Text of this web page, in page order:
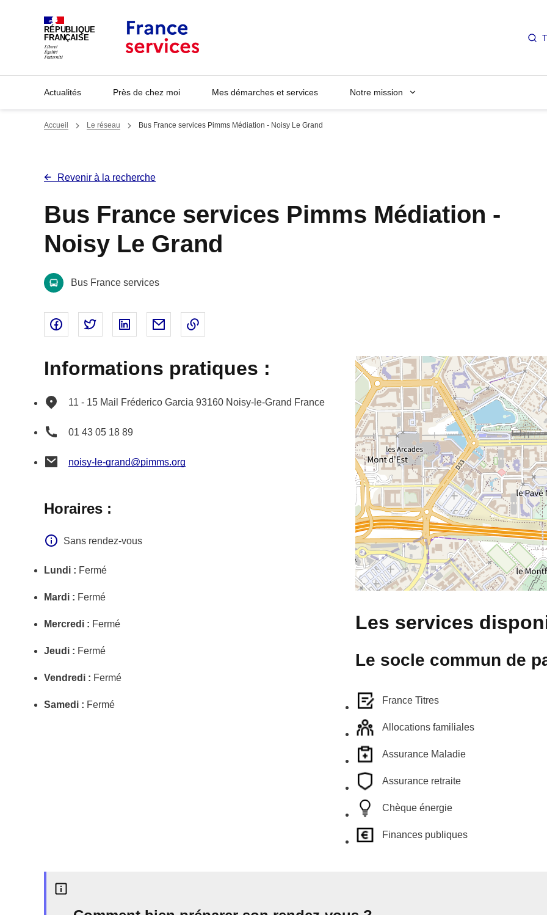
RÉPUBLIQUE
FRANÇAISE
Actualités Près de chez moi Mes démarches et services Notre mission
Accueil Le réseau Bus France services Pimms Médiation - Noisy Le Grand
Revenir à la recherche
Bus France services Pimms Médiation -
Noisy Le Grand
Bus France services
Partager sur Facebook - nouvelle fenêtre
Partager sur Twitter - nouvelle fenêtre
Partager sur Linked In - nouvelle fenêtre
Partager par email - nouvelle fenêtre
Informations pratiques :
11 - 15 Mail Fréderico Garcia 93160 Noisy-le-Grand France
01 43 05 18 89
noisy-le-grand@pimms.org
Horaires :
Sans rendez-vous
Lundi : Fermé
Mardi : Fermé
Mercredi : Fermé
Jeudi : Fermé
Vendredi : Fermé
Samedi : Fermé
Les services
Le socle commun de
France Titres
Allocations familiales
Assurance Maladie
Assurance retraite
Chèque énergie
Finances publiques